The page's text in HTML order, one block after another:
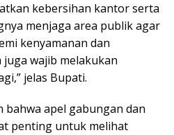
kebersihan kantor serta
menjaga area publik agar
kenyamanan dan
juga wajib melakukan
jelas Bupati.
bahwa apel gabungan dan
penting untuk melihat